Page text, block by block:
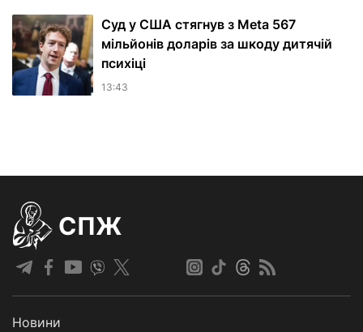
Суд у США стягнув з Meta 567
мільйонів доларів за шкоду дитячій
психіці
13:43
СПЖ
Новини